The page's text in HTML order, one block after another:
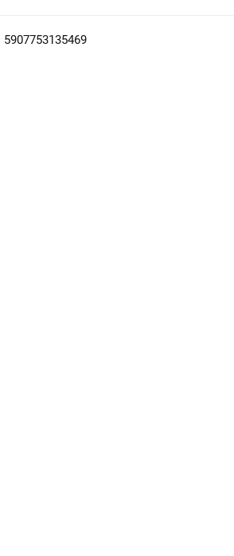
5907753135469